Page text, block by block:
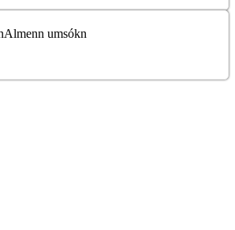
Almenn umsókn